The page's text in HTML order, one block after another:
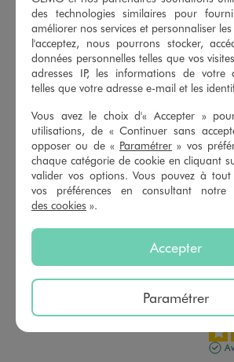
Basé sur 17
avis soumis à un
contrôle
Voir tous les avis sur ce site
5étoiles
14
4étoiles
3
3étoiles
0
2étoiles
0
1étoile 0
Trier les avis
Très
Avis
Avis
des technologies similaires pour
améliorer nos services et personnaliser
l'acceptez, nous pourrons stocker,
données personnelles telles que vos
adresses IP, les informations de votre
telles que votre adresse e-mail et les
Vous avez le choix d'« Accepter »
utilisations, de « Continuer sans
opposer ou de « Paramétrer » vos
chaque catégorie de cookie en cliquant
valider vos options. Vous pouvez à
vos préférences en consultant
des cookies ».
Accepter
Paramétrer